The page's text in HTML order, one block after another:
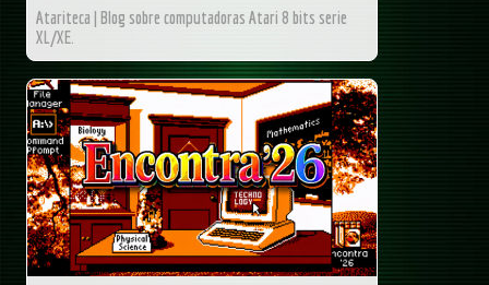
Atariteca | Blog sobre computadoras Atari 8 bits serie
XL/XE.